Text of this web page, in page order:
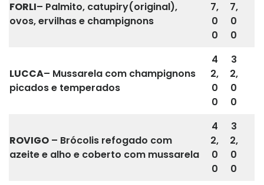
FORLI– Palmito, catupiry(original),
ovos, ervilhas e champignons
7,
0
0
7,
0
0
LUCCA– Mussarela com champignons
picados e temperados
4
2,
0
0
3
2,
0
0
ROVIGO – Brócolis refogado com
azeite e alho e coberto com mussarela
4
2,
0
0
3
2,
0
0